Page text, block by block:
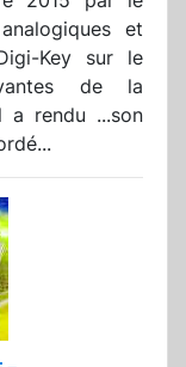
et
Key sur le
de la
a rendu ...son